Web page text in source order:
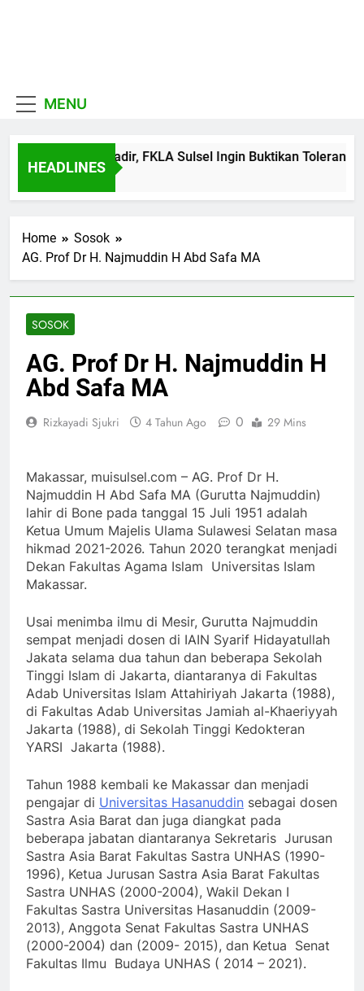
MENU
HEADLINES
MUI Sulsel hadir, FKLA Sulsel Ingin Buktikan Toleransi
6 Hari Ago
Home
Sosok
AG. Prof Dr H. Najmuddin H Abd Safa MA
SOSOK
AG. Prof Dr H. Najmuddin H
Abd Safa MA
Rizkayadi Sjukri 4 Tahun Ago 0 29 Mins
Makassar, muisulsel.com – AG. Prof Dr H.
Najmuddin H Abd Safa MA (Gurutta Najmuddin)
lahir di Bone pada tanggal 15 Juli 1951 adalah
Ketua Umum Majelis Ulama Sulawesi Selatan masa
hikmad 2021-2026. Tahun 2020 terangkat menjadi
Dekan Fakultas Agama Islam Universitas Islam
Makassar.
Usai menimba ilmu di Mesir, Gurutta Najmuddin
sempat menjadi dosen di IAIN Syarif Hidayatullah
Jakata selama dua tahun dan beberapa Sekolah
Tinggi Islam di Jakarta, diantaranya di Fakultas
Adab Universitas Islam Attahiriyah Jakarta (1988),
di Fakultas Adab Universitas Jamiah al-Khaeriyyah
Jakarta (1988), di Sekolah Tinggi Kedokteran
YARSI Jakarta (1988).
Tahun 1988 kembali ke Makassar dan menjadi
pengajar di Universitas Hasanuddin sebagai dosen
Sastra Asia Barat dan juga diangkat pada
beberapa jabatan diantaranya Sekretaris Jurusan
Sastra Asia Barat Fakultas Sastra UNHAS (1990-
1996), Ketua Jurusan Sastra Asia Barat Fakultas
Sastra UNHAS (2000-2004), Wakil Dekan I
Fakultas Sastra Universitas Hasanuddin (2009-
2013), Anggota Senat Fakultas Sastra UNHAS
(2000-2004) dan (2009- 2015), dan Ketua Senat
Fakultas Ilmu Budaya UNHAS ( 2014 – 2021).